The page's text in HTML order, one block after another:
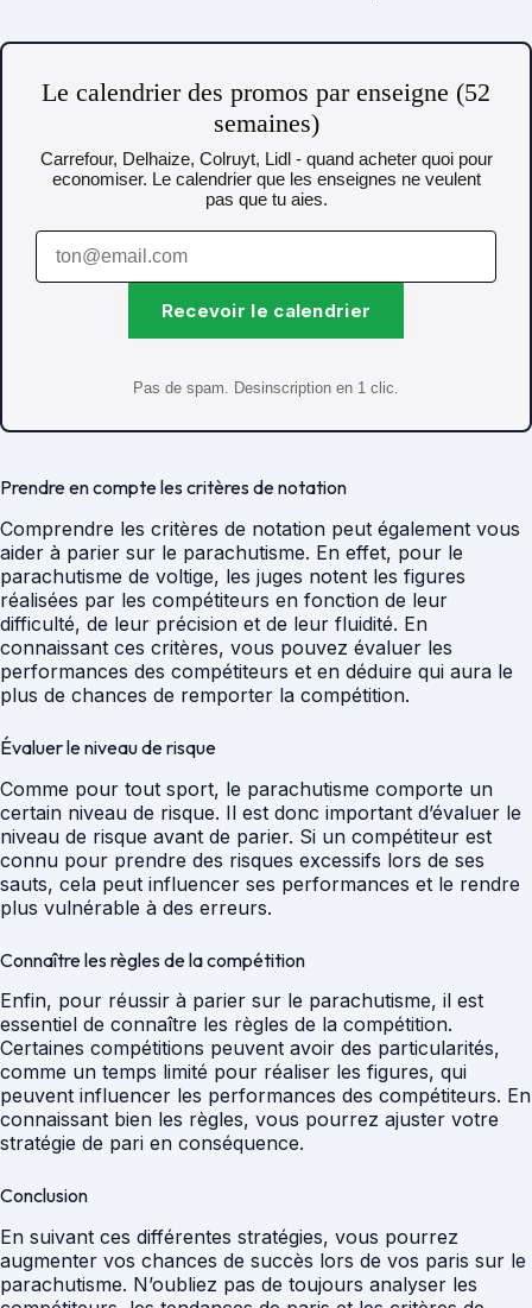
Le calendrier des promos par enseigne (52
semaines)
Carrefour, Delhaize, Colruyt, Lidl - quand acheter quoi pour
economiser. Le calendrier que les enseignes ne veulent
pas que tu aies.
Recevoir le calendrier
Pas de spam. Desinscription en 1 clic.
Prendre en compte les critères de notation
Comprendre les critères de notation peut également vous
aider à parier sur le parachutisme. En effet, pour le
parachutisme de voltige, les juges notent les figures
réalisées par les compétiteurs en fonction de leur
difficulté, de leur précision et de leur fluidité. En
connaissant ces critères, vous pouvez évaluer les
performances des compétiteurs et en déduire qui aura le
plus de chances de remporter la compétition.
Évaluer le niveau de risque
Comme pour tout sport, le parachutisme comporte un
certain niveau de risque. Il est donc important d’évaluer le
niveau de risque avant de parier. Si un compétiteur est
connu pour prendre des risques excessifs lors de ses
sauts, cela peut influencer ses performances et le rendre
plus vulnérable à des erreurs.
Connaître les règles de la compétition
Enfin, pour réussir à parier sur le parachutisme, il est
essentiel de connaître les règles de la compétition.
Certaines compétitions peuvent avoir des particularités,
comme un temps limité pour réaliser les figures, qui
peuvent influencer les performances des compétiteurs. En
connaissant bien les règles, vous pourrez ajuster votre
stratégie de pari en conséquence.
Conclusion
En suivant ces différentes stratégies, vous pourrez
augmenter vos chances de succès lors de vos paris sur le
parachutisme. N’oubliez pas de toujours analyser les